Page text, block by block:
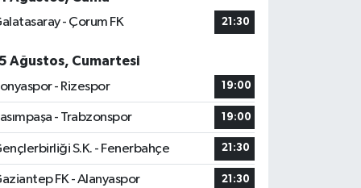
- Çorum FK
21:30
Ağustos, Cumartesi
- Rizespor
19:00
- Trabzonspor 19:00
S.K. - Fenerbahçe 21:30
FK - Alanyaspor 21:30